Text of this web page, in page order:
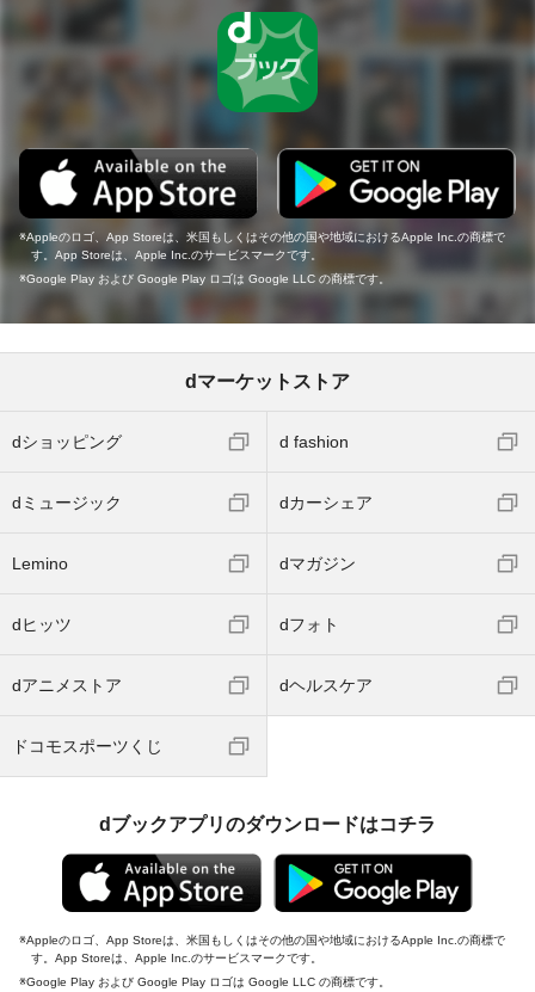
Appleのロゴ、App Storeは、米国もしくはその他の国や地域におけるApple Inc.の商標で
す。App Storeは、Apple Inc.のサービスマークです。
Google Play および Google Play ロゴは Google LLC の商標です。
dマーケットストア
dショッピング d fashion
dミュージック dカーシェア
Lemino dマガジン
dヒッツ dフォト
dアニメストア dヘルスケア
ドコモスポーツくじ
dブックアプリのダウンロードはコチラ
Appleのロゴ、App Storeは、米国もしくはその他の国や地域におけるApple Inc.の商標で
す。App Storeは、Apple Inc.のサービスマークです。
Google Play および Google Play ロゴは Google LLC の商標です。